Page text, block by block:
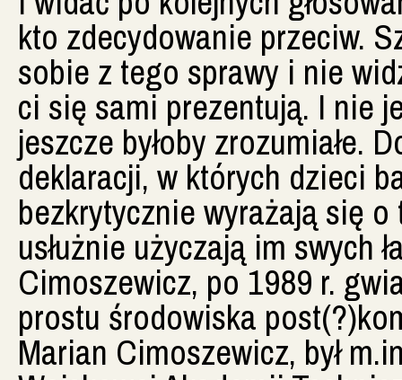
kto zdecydowanie przeciw.
sobie z tego sprawy i nie
ci się sami prezentują. I nie
jeszcze byłoby zrozumiałe.
deklaracji, w których dzieci
bezkrytycznie wyrażają się
usłużnie użyczają im swych
Cimoszewicz, po 1989 r.
prostu środowiska
Marian Cimoszewicz, był